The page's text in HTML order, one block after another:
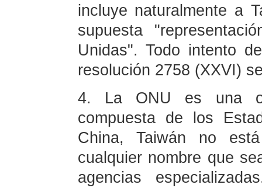
incluye naturalmente a
supuesta
Unidas". Todo intento
resolución 2758 (XXVI)
4. La ONU es una
compuesta de los
China, Taiwán no
cualquier nombre que
agencias